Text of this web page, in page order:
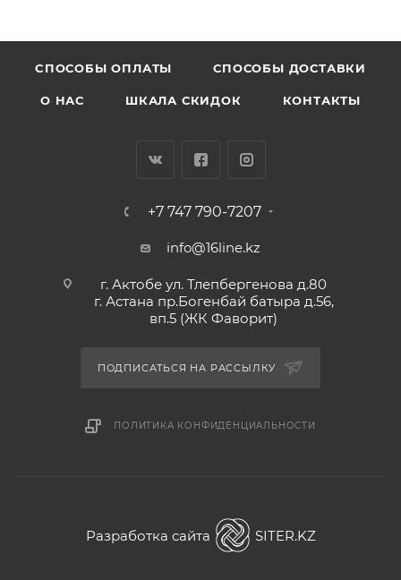
CПОСОБЫ ОПЛАТЫ СПОСОБЫ ДОСТАВКИ
О НАС ШКАЛА СКИДОК КОНТАКТЫ
+7 747 790-7207
info@16line.kz
г. Актобе ул. Тлепбергенова д.80
г. Астана пр.Богенбай батыра д.56,
вп.5 (ЖК Фаворит)
ПОДПИСАТЬСЯ НА РАССЫЛКУ
ПОЛИТИКА КОНФИДЕНЦИАЛЬНОСТИ
Разработка сайта SITER.KZ